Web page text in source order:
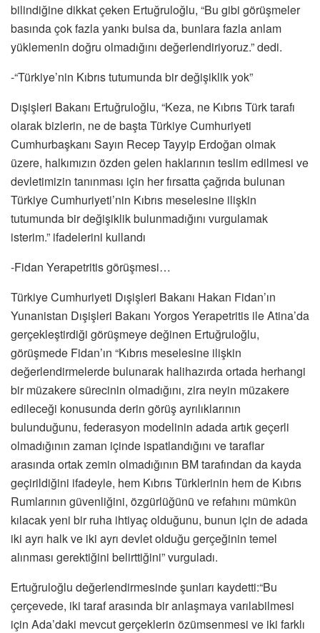
bilindiğine dikkat çeken Ertuğruloğlu, “Bu gibi görüşmeler
basında çok fazla yankı bulsa da, bunlara fazla anlam
yüklemenin doğru olmadığını değerlendiriyoruz.” dedi.
-“Türkiye’nin Kıbrıs tutumunda bir değişiklik yok”
Dışişleri Bakanı Ertuğruloğlu, “Keza, ne Kıbrıs Türk tarafı
olarak bizlerin, ne de başta Türkiye Cumhuriyeti
Cumhurbaşkanı Sayın Recep Tayyip Erdoğan olmak
üzere, halkımızın özden gelen haklarının teslim edilmesi ve
devletimizin tanınması için her fırsatta çağrıda bulunan
Türkiye Cumhuriyeti’nin Kıbrıs meselesine ilişkin
tutumunda bir değişiklik bulunmadığını vurgulamak
isterim.” ifadelerini kullandı
-Fidan Yerapetritis görüşmesi…
Türkiye Cumhuriyeti Dışişleri Bakanı Hakan Fidan’ın
Yunanistan Dışişleri Bakanı Yorgos Yerapetritis ile Atina’da
gerçekleştirdiği görüşmeye değinen Ertuğruloğlu,
görüşmede Fidan’ın “Kıbrıs meselesine ilişkin
değerlendirmelerde bulunarak halihazırda ortada herhangi
bir müzakere sürecinin olmadığını, zira neyin müzakere
edileceği konusunda derin görüş ayrılıklarının
bulunduğunu, federasyon modelinin adada artık geçerli
olmadığının zaman içinde ispatlandığını ve taraflar
arasında ortak zemin olmadığının BM tarafından da kayda
geçirildiğini ifadeyle, hem Kıbrıs Türklerinin hem de Kıbrıs
Rumlarının güvenliğini, özgürlüğünü ve refahını mümkün
kılacak yeni bir ruha ihtiyaç olduğunu, bunun için de adada
iki ayrı halk ve iki ayrı devlet olduğu gerçeğinin temel
alınması gerektiğini belirttiğini” vurguladı.
Ertuğruloğlu değerlendirmesinde şunları kaydetti:“Bu
çerçevede, iki taraf arasında bir anlaşmaya varılabilmesi
için Ada’daki mevcut gerçeklerin özümsenmesi ve iki farklı